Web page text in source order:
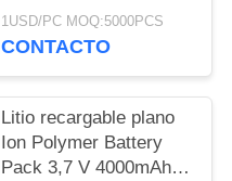
polímero de litio con el
alambre de Pcband
1USD/PC MOQ:5000PCS
CONTACTO
Litio recargable plano
Ion Polymer Battery
Pack 3,7 V 4000mAh